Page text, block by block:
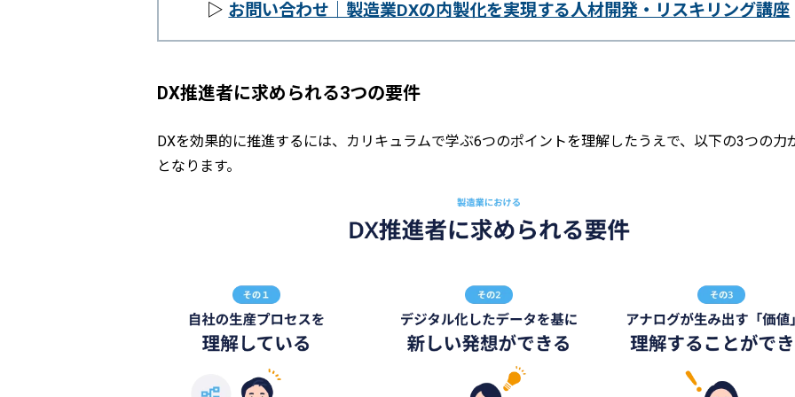
▷ お問い合わせ｜製造業DXの内製化を実現する人材開発・リスキリング講座
DX推進者に求められる3つの要件
DXを効果的に推進するには、カリキュラムで学ぶ6つのポイントを理解したうえで、以下の3つの力
となります。